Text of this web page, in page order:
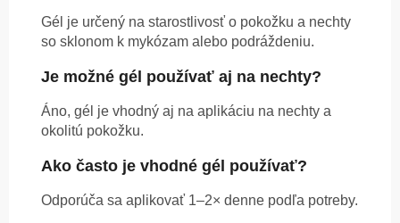
Gél je určený na starostlivosť o pokožku a nechty
so sklonom k mykózam alebo podráždeniu.
Je možné gél používať aj na nechty?
Áno, gél je vhodný aj na aplikáciu na nechty a
okolitú pokožku.
Ako často je vhodné gél používať?
Odporúča sa aplikovať 1–2× denne podľa potreby.